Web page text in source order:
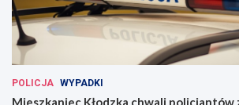
POLICJA WYPADKI
Mieszkaniec Kłodzka chwali policjantów